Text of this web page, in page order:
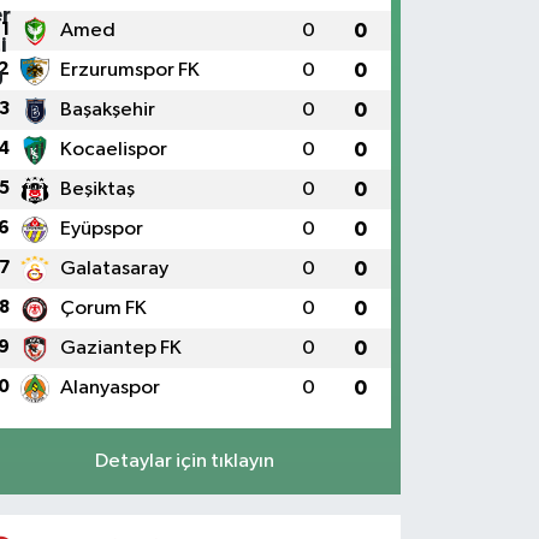
Selenyum Eczanesi
Mahallesi Alidede Sokak No:9,Z1 KOŞUYOLU
HASTANESİ OTOPARKI YANI, KOŞUYOLU
KÜNEFE YANI, KOŞUYOLU SUZUKİ KARŞISI
ÜZERİ
0 (216) 550 05 05
Sahne Eczanesi
0 (501) 100 74 63
Alper Eczanesi
1 Amed 0 0
Erzurumspor FK 0 0
3 Başakşehir 0 0
4 Kocaelispor 0 0
5 Beşiktaş 0 0
6 Eyüpspor 0 0
7 Galatasaray 0 0
8 Çorum FK 0 0
9 Gaziantep FK 0 0
Alanyaspor 0 0
Detaylar için tıklayın